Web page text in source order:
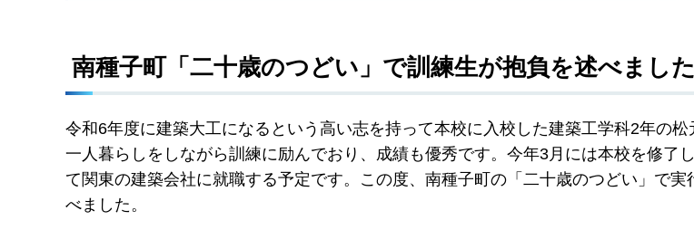
南種子町「二十歳のつどい」で訓練生が抱負を述べました
令和6年度に建築大工になるという高い志を持って本校に入校した建築工学科2年の松
一人暮らしをしながら訓練に励んでおり、成績も優秀です。今年3月には本校を修了
て関東の建築会社に就職する予定です。この度、南種子町の「二十歳のつどい」で実
べました。